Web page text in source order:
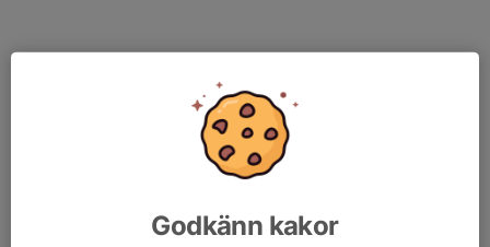
Godkänn kakor